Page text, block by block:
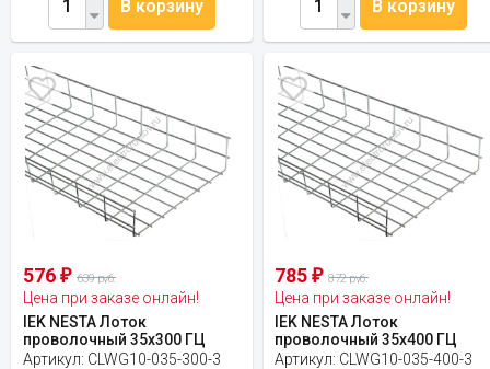
В корзину В корзину
576 ₽ 639 руб.
Цена при заказе онлайн!
IEK NESTA Лоток
проволочный 35х300 ГЦ
Артикул: CLWG10-035-300-3
785₽ 872 руб.
Цена при заказе онлайн!
IEK NESTA Лоток
проволочный 35х400 ГЦ
Артикул: CLWG10-035-400-3